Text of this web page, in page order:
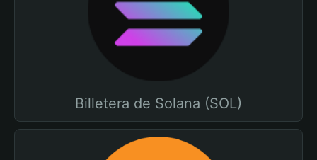
Billetera de Solana (SOL)